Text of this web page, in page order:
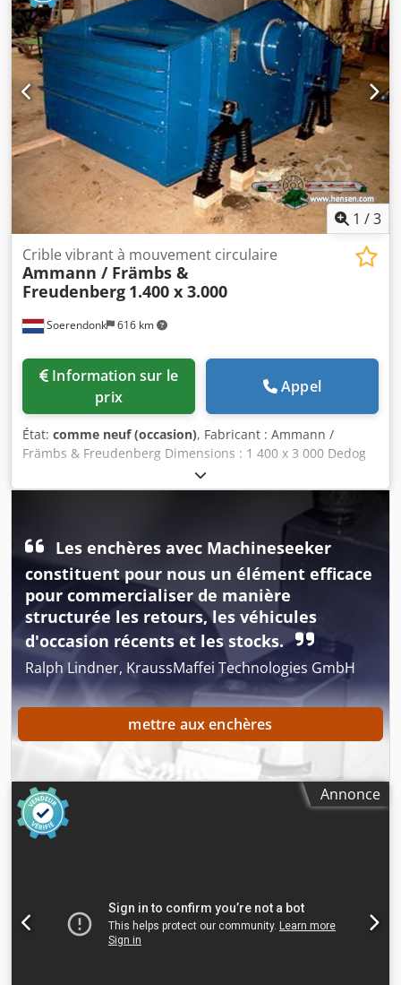
1 /3
Soerendonk 616 km
Crible vibrant à mouvement circulaire
Ammann / Främbs &
Freudenberg 1.400 x 3.000
prix
Appel
État: comme neuf (occasion), Fabricant : Ammann /
Främbs & Freudenberg Dimensions : 1 400 x 3 000 Dedog
Snutjpfx Ahkskr Comprend : – Système d’entraînement –
Arbres de transmission – Éléments de suspension Le crible
Les enchères avec Machineseeker
constituent pour nous un élément efficace
pour commercialiser de manière
structurée les retours, les véhicules
d'occasion récents et les stocks.
Ralph Lindner, KraussMaffei Technologies GmbH
mettre aux enchères
Annonce